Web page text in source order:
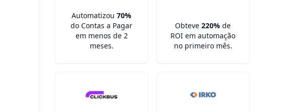
Automatizou 70%
do Contas a Pagar
em menos de 2
meses.
Obteve 220% de
ROI em automação
no primeiro mês.